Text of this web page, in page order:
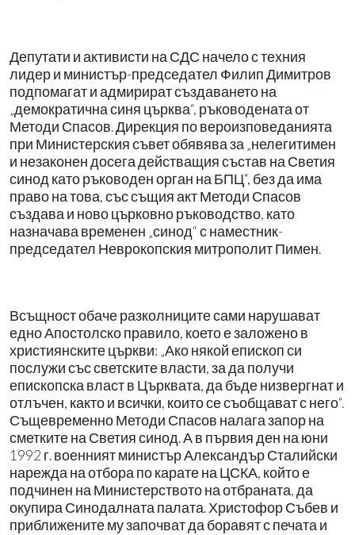
Депутати и активисти на СДС начело с техния
лидер и министър-председател Филип Димитров
подпомагат и адмирират създаването на
„демократична синя църква“, ръководената от
Методи Спасов. Дирекция по вероизповеданията
при Министерския съвет обявява за „нелегитимен
и незаконен досега действащия състав на Светия
синод като ръководен орган на БПЦ“, без да има
право на това, със същия акт Методи Спасов
създава и ново църковно ръководство, като
назначава временен „синод“ с наместник-
председател Неврокопския митрополит Пимен.
Всъщност обаче разколниците сами нарушават
едно Апостолско правило, което е заложено в
християнските църкви: „Ако някой епископ си
послужи със светските власти, за да получи
епископска власт в Църквата, да бъде низвергнат и
отлъчен, както и всички, които се съобщават с него“.
Същевременно Методи Спасов налага запор на
сметките на Светия синод. А в първия ден на юни
1992 г. военният министър Александър Сталийски
нарежда на отбора по карате на ЦСКА, който е
подчинен на Министерството на отбраната, да
окупира Синодалната палата. Христофор Събев и
приближените му започват да боравят с печата и